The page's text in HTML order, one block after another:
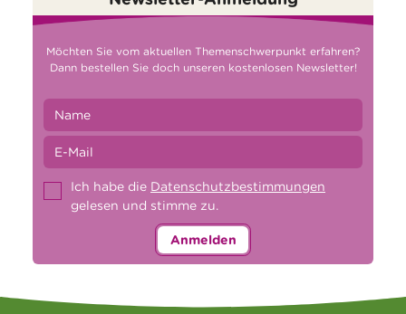
Möchten Sie vom aktuellen Themenschwerpunkt erfahren?
Dann bestellen Sie doch unseren kostenlosen Newsletter!
Ich habe die Datenschutzbestimmungen
gelesen und stimme zu.
Anmelden